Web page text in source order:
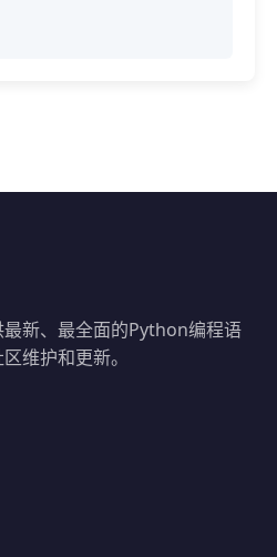
新、最全面的Python编程语
维护和更新。